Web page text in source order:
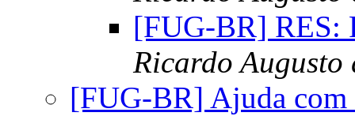
[FUG-BR] RES:
Ricardo Augusto
[FUG-BR] Ajuda